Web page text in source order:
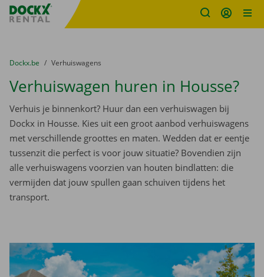
Fratello DEMO
U bevindt zich hier:
van
Dockx.be naar
Verhuiswagens
Verhuiswagen huren in Housse?
Verhuis je binnenkort? Huur dan een verhuiswagen bij
Dockx in Housse. Kies uit een groot aanbod verhuiswagens
met verschillende groottes en maten. Wedden dat er eentje
tussenzit die perfect is voor jouw situatie? Bovendien zijn
alle verhuiswagens voorzien van houten bindlatten: die
vermijden dat jouw spullen gaan schuiven tijdens het
transport.